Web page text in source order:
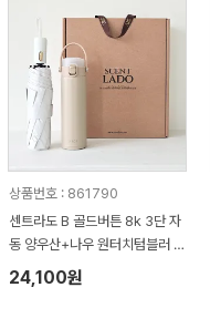
상품번호 : 861790
센트라도 B 골드버튼 8k 3단 자
동 양우산+나우 원터치텀블러 5
00ml 세트
24,100원